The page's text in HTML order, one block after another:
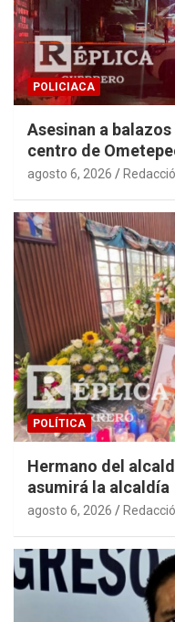
POLICIACA
Asesinan a
centro de
agosto 6, 2026
POLÍTICA
Hermano del
asumirá la alcaldía
agosto 6, 2026